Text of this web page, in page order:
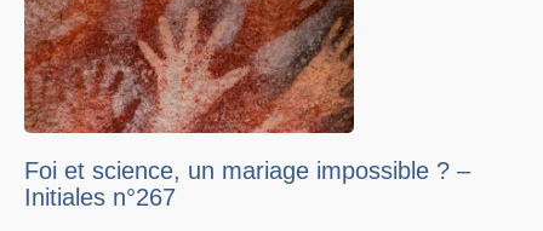
Foi et science, un mariage impossible ? –
Initiales n°267